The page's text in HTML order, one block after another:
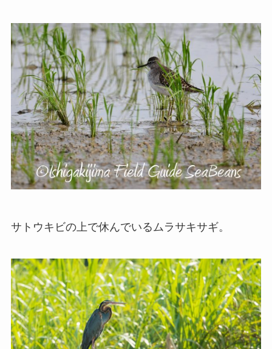
サトウキビの上で休んでいるムラサキサギ。